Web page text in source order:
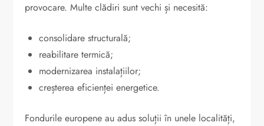
provocare. Multe clădiri sunt vechi și necesită:
consolidare structurală;
reabilitare termică;
modernizarea instalațiilor;
creșterea eficienței energetice.
Fondurile europene au adus soluții în unele localități,